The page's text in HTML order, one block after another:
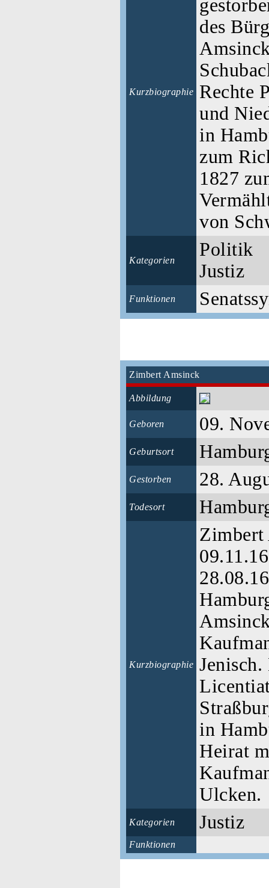
Kurzbiographie
des
Rechte
und
in
zum
1827
von
Kategorien
Politik
Justiz
Funktionen
Zimbert Amsinck
Abbildung
Geboren 09.
Geburtsort
Gestorben 28.
Todesort
Kurzbiographie
Zimbert
in
Heirat
Ulcken.
Kategorien Justiz
Funktionen